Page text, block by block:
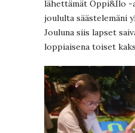
lähettämät Oppi&Ilo
joululta säästelemäni
Jouluna siis lapset
loppiaisena toiset